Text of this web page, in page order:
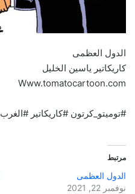
الدول العظمى
كاريكاتير ياسين الخليل
Www.tomatocartoon.com
#توميتو_كرتون #كاريكاتير #الغرب
مرتبط
الدول العظمى
نوفمبر 22, 2021